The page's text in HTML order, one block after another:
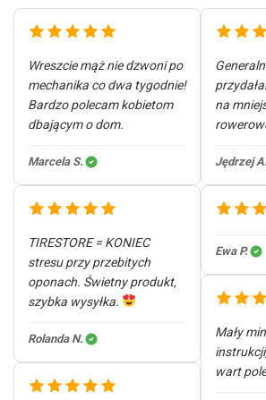
Wreszcie mąż nie dzwoni po
mechanika co dwa tygodnie!
Bardzo polecam kobietom
dbającym o dom.
Marcela S.
TIRESTORE = KONIEC
stresu przy przebitych
oponach. Świetny produkt,
szybka wysyłka.
Rolanda N.
na
Jędrzej A.
Ewa P.
Mały
wart